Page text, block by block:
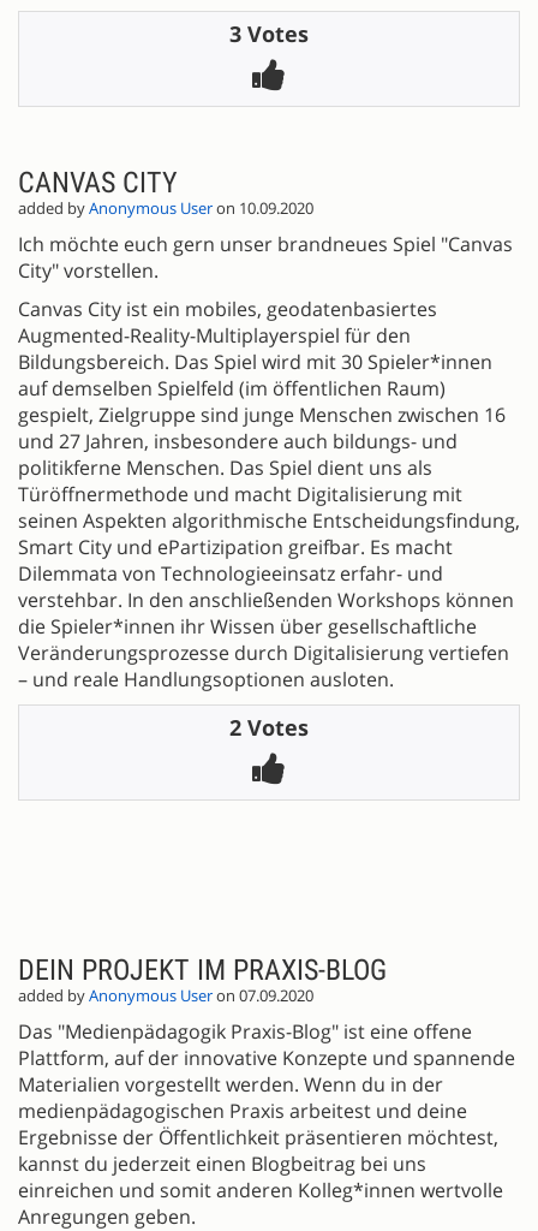
3 Votes
CANVAS CITY
added byAnonymous Useron 10.09.2020
Ich möchte euch gern unser brandneues Spiel "Canvas
City" vorstellen.
Canvas City ist ein mobiles, geodatenbasiertes
Augmented-Reality-Multiplayerspiel für den
Bildungsbereich. Das Spiel wird mit 30 Spieler*innen
auf demselben Spielfeld (im öffentlichen Raum)
gespielt, Zielgruppe sind junge Menschen zwischen 16
und 27 Jahren, insbesondere auch bildungs- und
politikferne Menschen. Das Spiel dient uns als
Türöffnermethode und macht Digitalisierung mit
seinen Aspekten algorithmische Entscheidungsfindung,
Smart City und ePartizipation greifbar. Es macht
Dilemmata von Technologieeinsatz erfahr- und
verstehbar. In den anschließenden Workshops können
die Spieler*innen ihr Wissen über gesellschaftliche
Veränderungsprozesse durch Digitalisierung vertiefen
– und reale Handlungsoptionen ausloten.
2 Votes
DEIN PROJEKT IM PRAXIS-BLOG
added byAnonymous Useron 07.09.2020
Das "Medienpädagogik Praxis-Blog" ist eine offene
Plattform, auf der innovative Konzepte und spannende
Materialien vorgestellt werden. Wenn du in der
medienpädagogischen Praxis arbeitest und deine
Ergebnisse der Öffentlichkeit präsentieren möchtest,
kannst du jederzeit einen Blogbeitrag bei uns
einreichen und somit anderen Kolleg*innen wertvolle
Anregungen geben.